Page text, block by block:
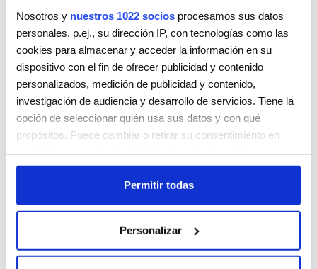
Nosotros y nuestros 1022 socios procesamos sus datos
personales, p.ej., su dirección IP, con tecnologías como las
cookies para almacenar y acceder la información en su
dispositivo con el fin de ofrecer publicidad y contenido
personalizados, medición de publicidad y contenido,
investigación de audiencia y desarrollo de servicios. Tiene la
opción de seleccionar quién usa sus datos y con qué
propósitos. Puede cambiar o retirar su consentimiento en
clicando en el Menú de consentimiento.
Si lo permite, también quisiéramos:
que puede tener una precisión de varios metros
Identificar su dispositivo analizándolo activamente
Permitir todas
Personalizar
DAR.LALA (1)
C/ San Bernardo, 9
Las Palmas de Gran Canaria Las Palmas35002
España
Teléfono: 928362443
Lunes
9:00 AM - 8:00 PM
Martes
9:00 AM - 8:00 PM
9:00 AM - 8:00 PM
Viernes
9:00 AM - 8:00 PM
9:00 AM - 2:00 PM